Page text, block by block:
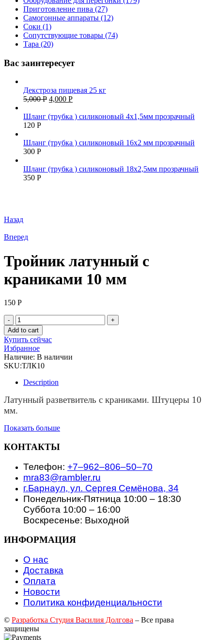
Приготовление пива (27)
Самогонные аппараты (12)
Соки (1)
Сопутствующие товары (74)
Тара (20)
Вас заинтересует
Декстроза пищевая 25 кг
5,000Р 4,000 Р
Шланг (трубка ) силиконовый 4х1,5мм прозрачный
120 Р
Шланг (трубка ) силиконовый 16х2 мм прозрачный
300 Р
Шланг (трубка ) силиконовый 18х2,5мм прозрачный
350 Р
Назад
Вперед
Тройник латунный с
краниками 10 мм
150 Р
Тройник
латунный
с
краниками
10
мм
quantity
Add to cart
Купить сейчас
Избранное
Наличие: В наличии
SKU:ТЛК10
Description
Латунный разветвитель с краниками. Штуцеры 10
мм.
Показать больше
КОНТАКТЫ
Телефон: +7‒962‒806‒50‒70
mra83@rambler.ru
г.Барнаул, ул. Сергея Семёнова, 34
Понедельник-Пятница 10:00 – 18:30
Суббота 10:00 – 16:00
Воскресенье: Выходной
ИНФОРМАЦИЯ
О нас
Доставка
Оплата
Новости
Политика конфиденциальности
© Разработка Студия Василия Долгова – Все права
защищены